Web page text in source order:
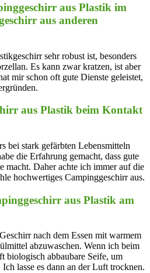
aus‍ Plastik⁤ im
⁤aus ⁤anderen
sehr robust ist, besonders
Es kann⁣ zwar kratzen, ist aber
mir schon⁣ oft gute ​Dienste​ geleistet,
⁢aus Plastik beim Kontakt
bei stark‍ gefärbten Lebensmitteln
die Erfahrung gemacht, dass gute
⁢macht.⁤ Daher achte ich immer auf die
hochwertiges Campinggeschirr aus.
aus Plastik am
nach dem Essen mit warmem
abzuwaschen. Wenn ich beim
biologisch abbaubare ⁢Seife, um
lasse⁢ es ​dann an der Luft⁢ trocknen.